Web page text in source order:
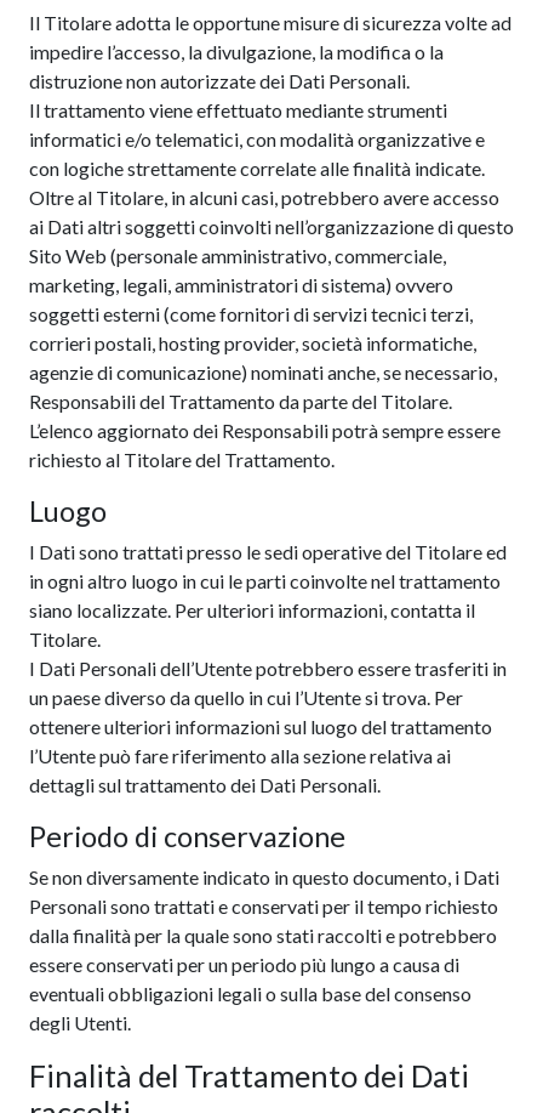
Il Titolare adotta le opportune misure di sicurezza volte ad
impedire l’accesso, la divulgazione, la modifica o la
distruzione non autorizzate dei Dati Personali.
Il trattamento viene effettuato mediante strumenti
informatici e/o telematici, con modalità organizzative e
con logiche strettamente correlate alle finalità indicate.
Oltre al Titolare, in alcuni casi, potrebbero avere accesso
ai Dati altri soggetti coinvolti nell’organizzazione di questo
Sito Web (personale amministrativo, commerciale,
marketing, legali, amministratori di sistema) ovvero
soggetti esterni (come fornitori di servizi tecnici terzi,
corrieri postali, hosting provider, società informatiche,
agenzie di comunicazione) nominati anche, se necessario,
Responsabili del Trattamento da parte del Titolare.
L’elenco aggiornato dei Responsabili potrà sempre essere
richiesto al Titolare del Trattamento.
Luogo
I Dati sono trattati presso le sedi operative del Titolare ed
in ogni altro luogo in cui le parti coinvolte nel trattamento
siano localizzate. Per ulteriori informazioni, contatta il
Titolare.
I Dati Personali dell’Utente potrebbero essere trasferiti in
un paese diverso da quello in cui l’Utente si trova. Per
ottenere ulteriori informazioni sul luogo del trattamento
l’Utente può fare riferimento alla sezione relativa ai
dettagli sul trattamento dei Dati Personali.
Periodo di conservazione
Se non diversamente indicato in questo documento, i Dati
Personali sono trattati e conservati per il tempo richiesto
dalla finalità per la quale sono stati raccolti e potrebbero
essere conservati per un periodo più lungo a causa di
eventuali obbligazioni legali o sulla base del consenso
degli Utenti.
Finalità del Trattamento dei Dati